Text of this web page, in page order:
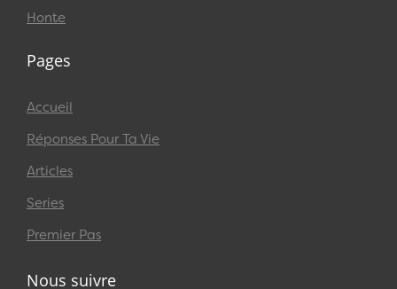
Honte
Pages
Accueil
Réponses Pour Ta Vie
Articles
Series
Premier Pas
Nous suivre